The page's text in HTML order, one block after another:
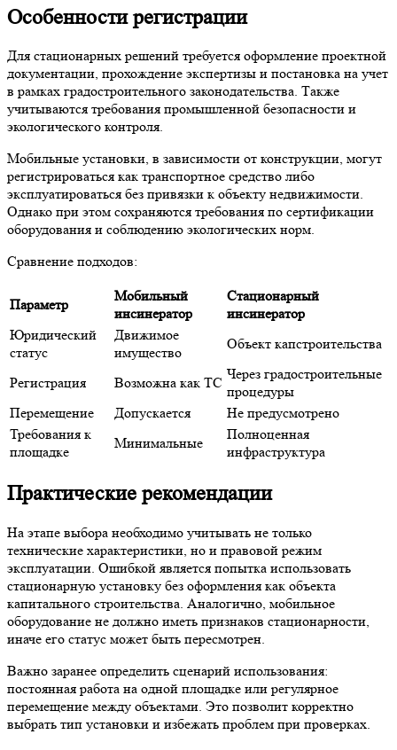
Особенности регистрации
Для стационарных решений требуется оформление проектной
документации, прохождение экспертизы и постановка на учет
в рамках градостроительного законодательства. Также
учитываются требования промышленной безопасности и
экологического контроля.
Мобильные установки, в зависимости от конструкции, могут
регистрироваться как транспортное средство либо
эксплуатироваться без привязки к объекту недвижимости.
Однако при этом сохраняются требования по сертификации
оборудования и соблюдению экологических норм.
Сравнение подходов:
Параметр
Мобильный
инсинератор
Стационарный
инсинератор
Юридический
статус
Движимое
имущество
Объект капстроительства
Регистрация Возможна как ТС
Через градостроительные
процедуры
Перемещение
Допускается
Не предусмотрено
Требования к
площадке
Минимальные
Полноценная
инфраструктура
Практические рекомендации
На этапе выбора необходимо учитывать не только
технические характеристики, но и правовой режим
эксплуатации. Ошибкой является попытка использовать
стационарную установку без оформления как объекта
капитального строительства. Аналогично, мобильное
оборудование не должно иметь признаков стационарности,
иначе его статус может быть пересмотрен.
Важно заранее определить сценарий использования:
постоянная работа на одной площадке или регулярное
перемещение между объектами. Это позволит корректно
выбрать тип установки и избежать проблем при проверках.